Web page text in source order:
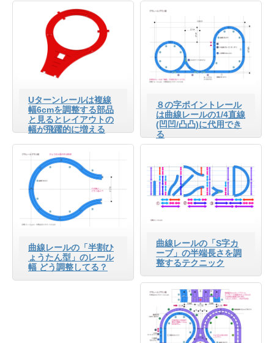
Uターンレールは複線
幅6cmを調整する部品
と見るとレイアウトの
幅が飛躍的に増える
８の字ポイントレール
は曲線レールの1/4直線
(凹凹/凸凸)に代用でき
る
曲線レールの「半割ひ
ょうたん型」のレール
幅 どう調整してる？
曲線レールの「S字カ
ーブ」の半端長さを調
整するテクニック